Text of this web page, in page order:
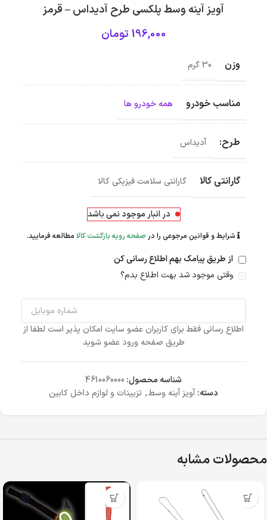
آویز آینه وسط پلکسی طرح آدیداس – قرمز
196,000 تومان
وزن 30 گرم
مناسب خودرو همه خودرو ها
طرح: آدیداس
گارانتی کالا گارانتی سلامت فیزیکی کالا
در انبار موجود نمی باشد
شرایط و قوانین مرجوعی را در صفحه رویه بازگشت کالا مطالعه فرمایید.
از طریق پیامک بهم اطلاع رسانی کن
وقتی موجود شد بهت اطلاع بدم؟
اطلاع رسانی فقط برای کاربران عضو سایت امکان پذیر است لطفا از
طریق صفحه ورود عضو شوید
شناسه محصول: 4610060000
دسته: آویز آینه وسط, تزیینات و لوازم داخل کابین
محصولات مشابه